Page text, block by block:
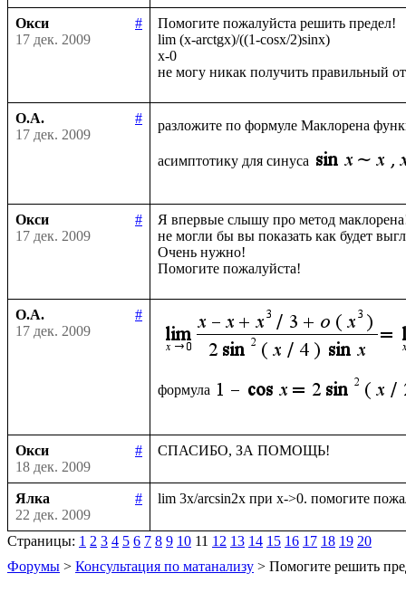
Окси
#
17 дек. 2009
Помогите пожалуйста решить предел!
lim (x-arctgx)/((1-cosx/2)sinx)
x-0
О.А.
#
17 дек. 2009
разложите по формуле Маклорена
асимптотику для синуса
Окси
#
17 дек. 2009
Я впервые слышу про метод
не могли бы вы показать как будет
Очень нужно!
О.А.
#
17 дек. 2009
формула
Окси
#
18 дек. 2009
Ялка
#
22 дек. 2009
Страницы: 1 2 3 4 5 6 7 8 9 10 11 12 13 14 15 16 17 18 19 20
Форумы > Консультация по матанализу > Помогите решить